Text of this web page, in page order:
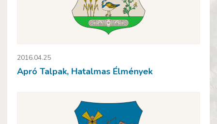
2016.04.25
Apró Talpak, Hatalmas Élmények